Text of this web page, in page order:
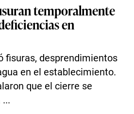
temporalmente
en
fisuras, desprendimientos
en el establecimiento.
que el cierre se